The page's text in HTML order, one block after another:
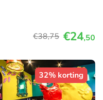
€38,75 €24,50
32% korting